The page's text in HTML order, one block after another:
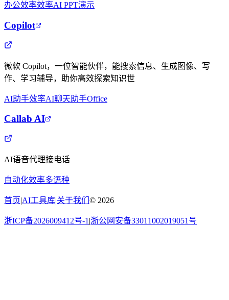
办公效率效率AI PPT演示
Copilot
微软 Copilot，一位智能伙伴，能搜索信息、生成图像、写
作、学习辅导，助你高效探索知识世
AI助手效率AI聊天助手Office
Callab AI
AI语音代理接电话
自动化效率多语种
首页|AI工具库|关于我们 © 2026
浙ICP备2026009412号-1 |浙公网安备33011002019051号